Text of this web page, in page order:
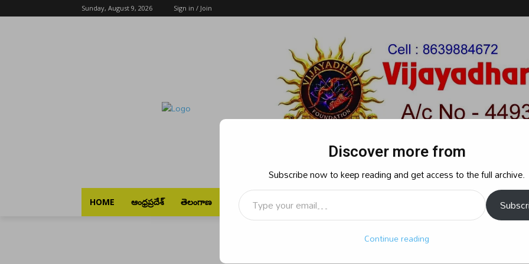
Sunday, August 9, 2026 Sign in / Join
HOME ఆంధ్రప్రదేశ్ తెలంగాణ భారత్ రాజకీయం క్రైమ్ బిజినెస్
Discover more from
Subscribe now to keep reading and get access to the full archive.
Type your email…
Continue reading